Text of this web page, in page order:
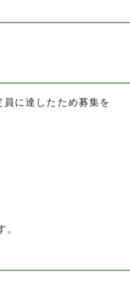
に達したため募集を
。